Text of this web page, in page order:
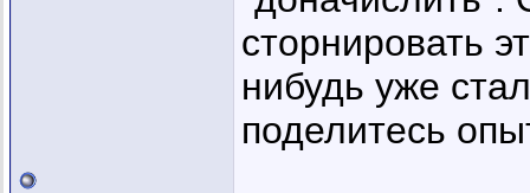
сторнировать
нибудь уже
поделитесь